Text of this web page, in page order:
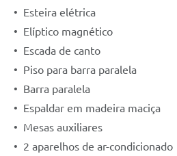
•⁠ ⁠Esteira elétrica
•⁠ ⁠Elíptico magnético
•⁠ ⁠Escada de canto
•⁠ ⁠Piso para barra paralela
•⁠ ⁠Barra paralela
•⁠ ⁠Espaldar em madeira maciça
•⁠ ⁠Mesas auxiliares
•⁠ ⁠2 aparelhos de ar-condicionado